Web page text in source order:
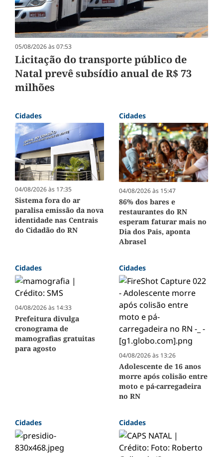
05/08/2026 às 07:53
Licitação do transporte público de
Natal prevê subsídio anual de R$ 73
milhões
Cidades
04/08/2026 às 17:35
Sistema fora do ar
paralisa emissão da nova
identidade nas Centrais
do Cidadão do RN
Cidades
04/08/2026 às 15:47
86% dos bares e
restaurantes do RN
esperam faturar mais no
Dia dos Pais, aponta
Abrasel
Cidades
04/08/2026 às 14:33
Prefeitura divulga
cronograma de
mamografias gratuitas
para agosto
Cidades
04/08/2026 às 13:26
Adolescente de 16 anos
morre após colisão entre
moto e pá-carregadeira
no RN
Cidades Cidades